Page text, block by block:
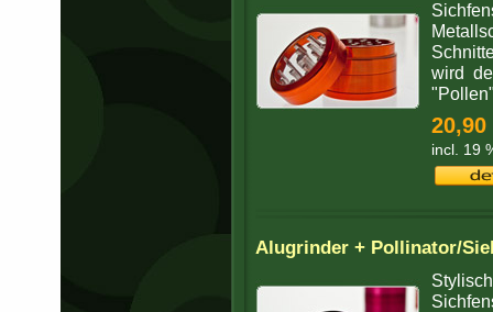
wird
20,90
incl. 19
Alugrinder + Pollinator/